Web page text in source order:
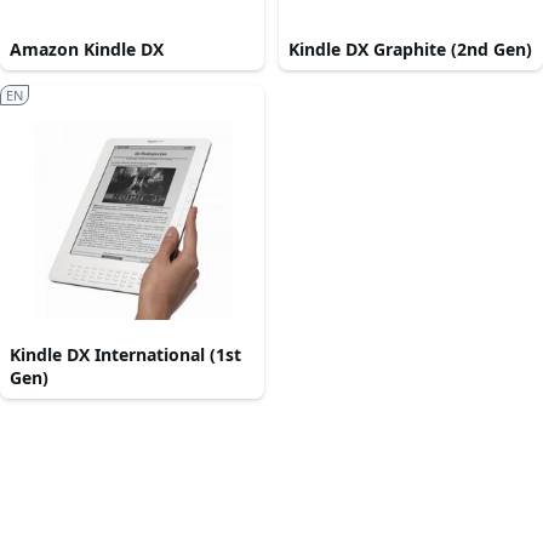
Amazon Kindle DX Kindle DX Graphite (2nd Gen)
Kindle DX International (1st
Gen)
EN